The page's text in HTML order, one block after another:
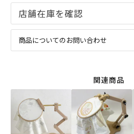
商品についてのお問い合わせ
関連商品